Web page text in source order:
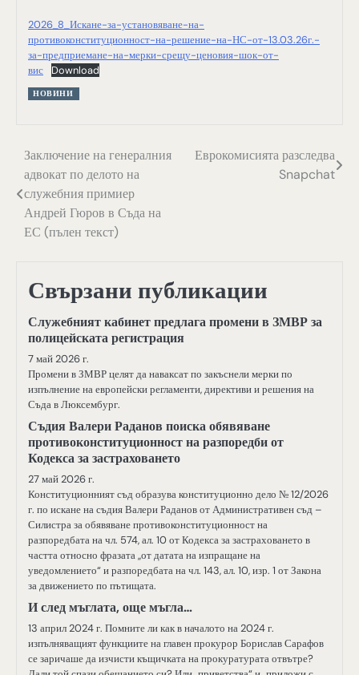
2026_8_Искане-за-установяване-на-
противоконституционност-на-решение-на-НС-от-13.03.26г.-
за-предприемане-на-мерки-срещу-ценовия-шок-от-
вис
Download
НОВИНИ
Навигация
Заключение на генералния
адвокат по делото на
служебния примиер
Андрей Гюров в Съда на
ЕС (пълен текст)
Еврокомисията разследва
Snapchat
Свързани публикации
Служебният кабинет предлага промени в ЗМВР за
полицейската регистрация
7 май 2026 г.
Промени в ЗМВР целят да наваксат по закъснели мерки по
изпълнение на европейски регламенти, директиви и решения на
Съда в Люксембург.
Съдия Валери Раданов поиска обявяване
противоконституционност на разпоредби от
Кодекса за застраховането
27 май 2026 г.
Конституционният съд образува конституционно дело № 12/2026
г. по искане на съдия Валери Раданов от Административен съд –
Силистра за обявяване противоконституционност на
разпоредбата на чл. 574, ал. 10 от Кодекса за застраховането в
частта относно фразата ,,от датата на изпращане на
уведомлението“ и разпоредбата на чл. 143, ал. 10, изр. 1 от Закона
за движението по пътищата.
И след мъглата, още мъгла…
13 април 2024 г. Помните ли как в началото на 2024 г.
изпълняващият функциите на главен прокурор Борислав Сарафов
се заричаше да изчисти къщичката на прокуратурата отвътре?